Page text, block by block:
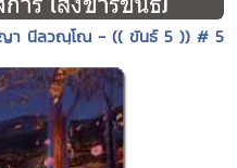
ญา นีลวณฺโณ - (( ขันธ์ 5 )) # 5